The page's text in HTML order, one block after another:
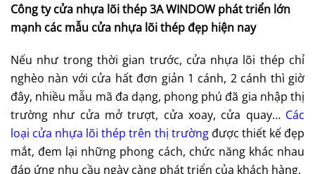
Công ty cửa nhựa lõi thép 3A WINDOW phát triển lớn
mạnh các mẫu cửa nhựa lõi thép đẹp hiện nay
Nếu như trong thời gian trước, cửa nhựa lõi thép chỉ
nghèo nàn với cửa hất đơn giản 1 cánh, 2 cánh thì giờ
đây, nhiều mẫu mã đa dạng, phong phú đã gia nhập thị
trường như cửa mở trượt, cửa xoay, cửa quay… Các
loại cửa nhựa lõi thép trên thị trườngđược thiết kế đẹp
mắt, đem lại những phong cách, chức năng khác nhau
đáp ứng nhu cầu ngày càng phát triển của khách hàng.